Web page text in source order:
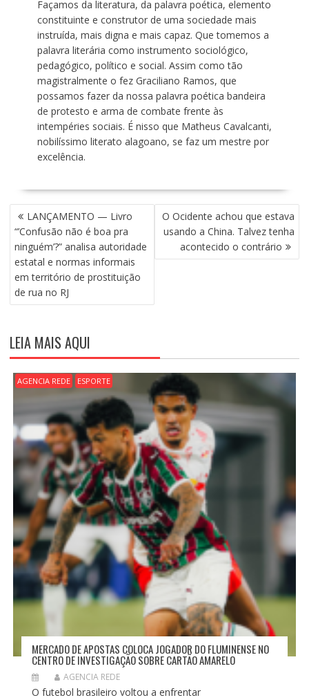
Façamos da literatura, da palavra poética, elemento
constituinte e construtor de uma sociedade mais
instruída, mais digna e mais capaz. Que tomemos a
palavra literária como instrumento sociológico,
pedagógico, político e social. Assim como tão
magistralmente o fez Graciliano Ramos, que
possamos fazer da nossa palavra poética bandeira
de protesto e arma de combate frente às
intempéries sociais. É nisso que Matheus Cavalcanti,
nobilíssimo literato alagoano, se faz um mestre por
excelência.
N
A
V
E
G
A
Ç
O
D
E
P
O
T
LANÇAMENTO — Livro
“’Confusão não é boa pra
ninguém’?” analisa autoridade
estatal e normas informais
em território de prostituição
de rua no RJ
O Ocidente achou que estava
usando a China. Talvez tenha
acontecido o contrário
LEIA MAIS AQUI
AGENCIA REDE ESPORTE
MERCADO DE APOSTAS COLOCA JOGADOR DO FLUMINENSE NO
CENTRO DE INVESTIGAÇÃO SOBRE CARTÃO AMARELO
AGENCIA REDE
O futebol brasileiro voltou a enfrentar